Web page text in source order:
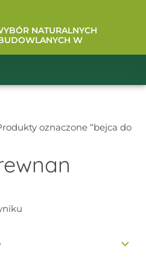
NATURALNYCH
W
oznaczone “bejca do